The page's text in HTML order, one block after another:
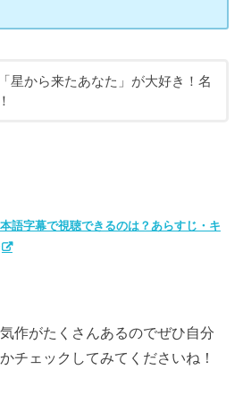
星から来たあなた」が大好き！名
語字幕で視聴できるのは？あらすじ・キ
作がたくさんあるのでぜひ自分
チェックしてみてくださいね！